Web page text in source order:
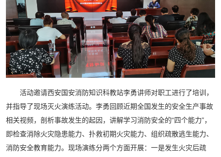
活动邀请西安国安消防知识科教站李勇讲师对职工进行了培训，
并指导了现场灭火演练活动。李勇回顾近期全国发生的安全生产事故
相关视频，剖析事故发生的起因，讲解学习消防安全的“四个能力”，
即检查消除火灾隐患能力、扑救初期火灾能力、组织疏散逃生能力、
消防安全教育能力。现场演练分两个方面开展：一是发生火灾后疏